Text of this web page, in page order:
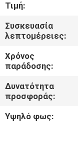
ΠΟΙΟΤΙΚΌΣ
ΈΛΕΓΧΟΣ
ΜΑΣ
ΕΛΆΤΕ
ΣΕ
ΕΠΑΦΉ
Τιμή:
Συσκευασία
λεπτομέρειες:
Χρόνος
παράδοσης:
Δυνατότητα
προσφοράς:
Υψηλό φως: